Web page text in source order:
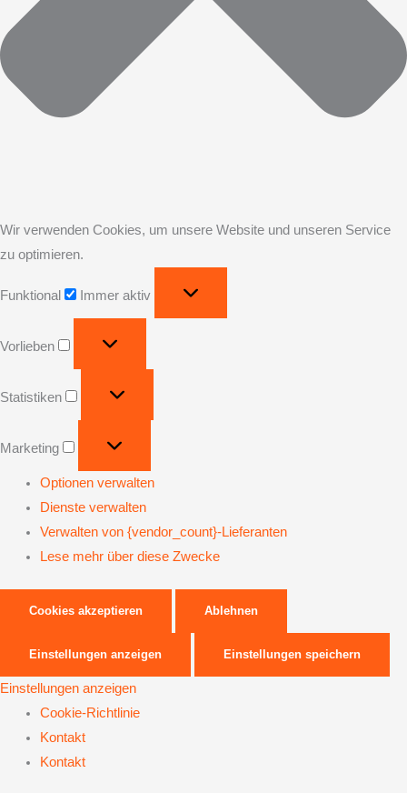
Wir verwenden Cookies, um unsere Website und unseren Service
zu optimieren.
Funktional Immer aktiv
Vorlieben
Statistiken
Marketing
Optionen verwalten
Dienste verwalten
Verwalten von {vendor_count}-Lieferanten
Lese mehr über diese Zwecke
Cookies akzeptieren Ablehnen
Einstellungen anzeigen Einstellungen speichern
Einstellungen anzeigen
Cookie-Richtlinie
Kontakt
Kontakt